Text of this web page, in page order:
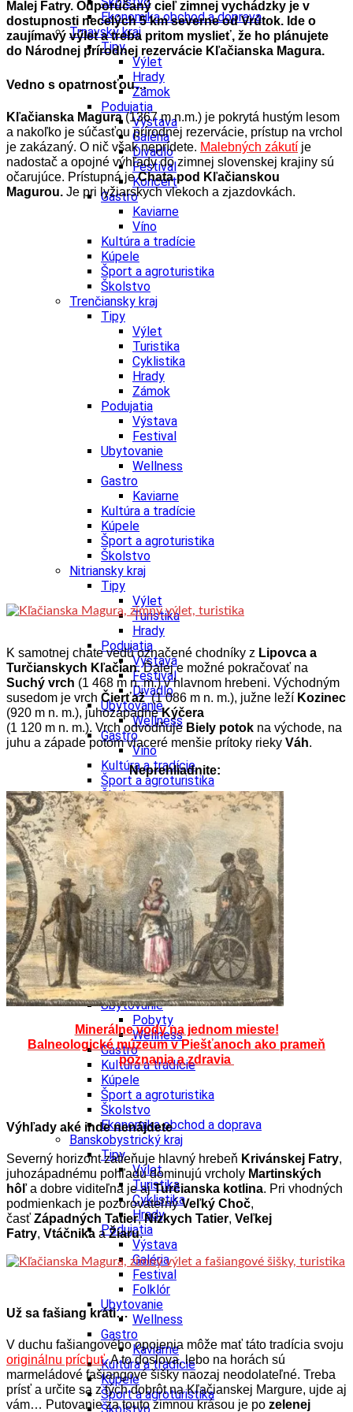
Ekonomika obchod a doprava
Trnavský kraj
Tipy
Výlet
Hrady
Zámok
Podujatia
Výstava
Galéria
Divadlo
Festival
Koncert
Gastro
Kaviarne
Víno
Kultúra a tradície
Kúpele
Šport a agroturistika
Školstvo
Trenčiansky kraj
Tipy
Výlet
Turistika
Cyklistika
Hrady
Zámok
Podujatia
Výstava
Festival
Ubytovanie
Wellness
Gastro
Kaviarne
Kultúra a tradície
Kúpele
Šport a agroturistika
Školstvo
Nitriansky kraj
Tipy
Výlet
Turistika
Hrady
Podujatia
Výstava
Festival
Divadlo
Ubytovanie
Wellness
Gastro
Víno
Kultúra a tradície
Šport a agroturistika
Školstvo
Ekonomika obchod a doprava
Žilinský kraj
Tipy
Výlet
Turistika
Cyklistika
Hrady
Podujatia
Výstava
Galéria
Festival
Folklór
Koncert
Ubytovanie
Pobyty
Wellness
Gastro
Kultúra a tradície
Kúpele
Šport a agroturistika
Školstvo
Ekonomika obchod a doprava
Banskobystrický kraj
Tipy
Výlet
Turistika
Cyklistika
Hrady
Podujatia
Výstava
Galéria
Festival
Folklór
Ubytovanie
Wellness
Gastro
Kaviarne
Kultúra a tradície
Kúpele
Šport a agroturistika
Malej Fatry. Odporúčaný cieľ zimnej vychádzky je v
dostupnosti necelých 5 km severne od Vrútok. Ide o
zaujímavý výlet a treba pritom myslieť, že ho plánujete
do Národnej prírodnej rezervácie Kľačianska Magura.
Vedno s opatrnosťou…
Kľačianska Magura(1367 m n.m.) je pokrytá hustým lesom
a nakoľko je súčasťou prírodnej rezervácie, prístup na vrchol
je zakázaný. O nič však neprídete. Malebných zákutí je
nadostač a opojné výhľady do zimnej slovenskej krajiny sú
očarujúce. Prístupná jeChata pod Kľačianskou
Magurou. Je pri lyžiarskych vlekoch a zjazdovkách.
K samotnej chate vedú označené chodníky z Lipovca a
Turčianskych Kľačian. Ďalej e možné pokračovať na
Suchý vrch (1 468 m n. m.) v hlavnom hrebeni. Východným
susedom je vrch Čierťaž(1 086 m n. m.), južne leží Kozinec
(920 m n. m.), juhozápadneKýčera
(1 120 m n. m.). Vrch odvodňuje Biely potok na východe, na
juhu a západe potom viaceré menšie prítoky rieky Váh.
Neprehliadnite:
Minerálne vody na jednom mieste!
Balneologické múzeum v Piešťanoch ako prameň
poznania a zdravia
Výhľady aké inde nenájdete
Severný horizont zatieňuje hlavný hrebeň Krivánskej Fatry,
juhozápadnému pohľadu dominujú vrcholy Martinských
hôľa dobre viditeľná je ajTurčianska kotlina. Pri vhodných
podmienkach je pozorovateľnýVeľký Choč,
časť Západných Tatier,Nízkych Tatier, Veľkej
Fatry, Vtáčnika aŽiaru.
Už sa fašiang kráti…
V duchu fašiangového opojenia môže mať táto tradícia svoju
originálnu príchuť. A to doslova, lebo na horách sú
marmeládové fašiangové šišky naozaj neodolateľné. Treba
prísť a určite sa z tých dobrôt na Kľačianskej Margure, ujde aj
vám… Putovanie za touto zimnou krásou je po zelenej